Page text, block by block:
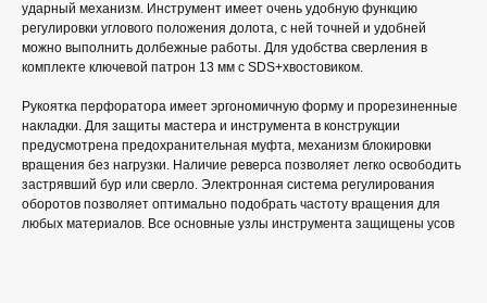
ударный механизм. Инструмент имеет очень удобную функцию
регулировки углового положения долота, с ней точней и удобней
можно выполнить долбежные работы. Для удобства сверления в
комплекте ключевой патрон 13 мм с SDS+хвостовиком.
Рукоятка перфоратора имеет эргономичную форму и прорезиненные
накладки. Для защиты мастера и инструмента в конструкции
предусмотрена предохранительная муфта, механизм блокировки
вращения без нагрузки. Наличие реверса позволяет легко освободить
застрявший бур или сверло. Электронная система регулирования
оборотов позволяет оптимально подобрать частоту вращения для
любых материалов. Все основные узлы инструмента защищены усов